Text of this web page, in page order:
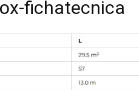
fichatecnica